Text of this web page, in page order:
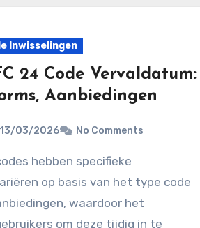
Inwisselingen
24 Code Vervaldatum:
Aanbiedingen
13/03/2026 No Comments
op basis van het type code
waardoor het
om deze tijdig in te